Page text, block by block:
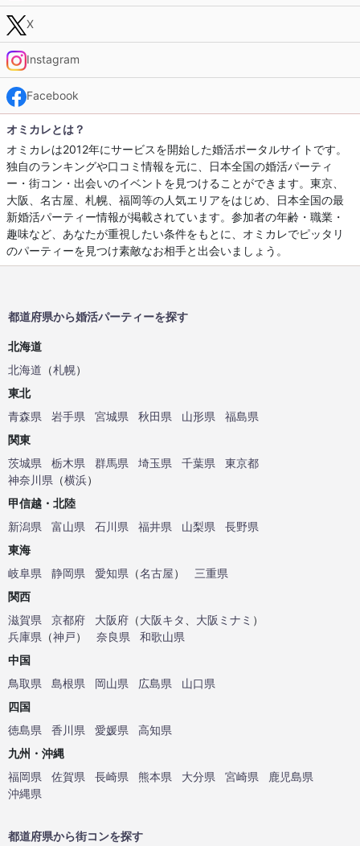
X
Instagram
Facebook
オミカレとは？
オミカレは2012年にサービスを開始した婚活ポータルサイトです。
独自のランキングや口コミ情報を元に、日本全国の婚活パーティ
ー・街コン・出会いのイベントを見つけることができます。東京、
大阪、名古屋、札幌、福岡等の人気エリアをはじめ、日本全国の最
新婚活パーティー情報が掲載されています。参加者の年齢・職業・
趣味など、あなたが重視したい条件をもとに、オミカレでピッタリ
のパーティーを見つけ素敵なお相手と出会いましょう。
都道府県から婚活パーティーを探す
北海道
北海道 （札幌）
東北
青森県
岩手県 宮城県 秋田県 山形県
福島県
関東
茨城県
栃木県 群馬県 埼玉県 千葉県
東京都
神奈川県 （横浜）
甲信越・北陸
新潟県
富山県 石川県 福井県 山梨県
長野県
東海
岐阜県
静岡県 愛知県 （名古屋）
三重県
関西
滋賀県
京都府 大阪府 （大阪キタ 大阪ミナミ ）
兵庫県 （神戸） 奈良県
和歌山県
中国
鳥取県
島根県 岡山県 広島県
山口県
四国
徳島県
香川県 愛媛県
高知県
九州・沖縄
福岡県
佐賀県 長崎県 熊本県 大分県 宮崎県
鹿児島県
沖縄県
都道府県から街コンを探す